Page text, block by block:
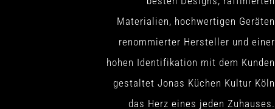
Materialien, hochwertigen Geräten
renommierter Hersteller und einer
hohen Identifikation mit dem Kunden
gestaltet Jonas Küchen Kultur Köln
das Herz eines jeden Zuhauses.